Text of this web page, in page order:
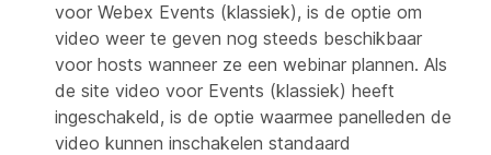
voor Webex Events (klassiek), is de optie om
video weer te geven nog steeds beschikbaar
voor hosts wanneer ze een webinar plannen. Als
de site video voor Events (klassiek) heeft
ingeschakeld, is de optie waarmee panelleden de
video kunnen inschakelen standaard